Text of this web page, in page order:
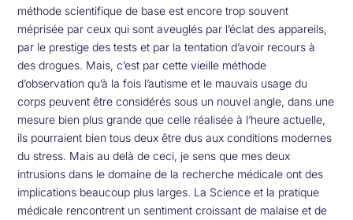
méthode scientifique de base est encore trop souvent
méprisée par ceux qui sont aveuglés par l’éclat des appareils,
par le prestige des tests et par la tentation d’avoir recours à
des drogues. Mais, c’est par cette vieille méthode
d’observation qu’à la fois l’autisme et le mauvais usage du
corps peuvent être considérés sous un nouvel angle, dans une
mesure bien plus grande que celle réalisée à l’heure actuelle,
ils pourraient bien tous deux être dus aux conditions modernes
du stress. Mais au delà de ceci, je sens que mes deux
intrusions dans le domaine de la recherche médicale ont des
implications beaucoup plus larges. La Science et la pratique
médicale rencontrent un sentiment croissant de malaise et de